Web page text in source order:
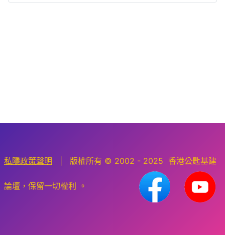
私隱政策聲明 | 版權所有 © 2002 - 2025 香港公匙基建
論壇，保留一切權利 。